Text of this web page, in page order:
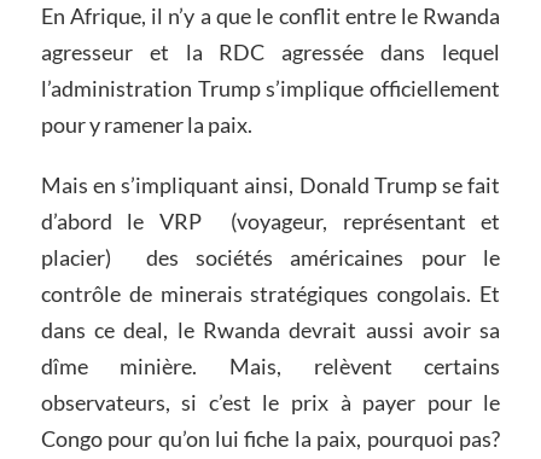
En Afrique, il n’y a que le conflit entre le Rwanda
agresseur et la RDC agressée dans lequel
l’administration Trump s’implique officiellement
pour y ramener la paix.
Mais en s’impliquant ainsi, Donald Trump se fait
d’abord le VRP (voyageur, représentant et
placier) des sociétés américaines pour le
contrôle de minerais stratégiques congolais. Et
dans ce deal, le Rwanda devrait aussi avoir sa
dîme minière. Mais, relèvent certains
observateurs, si c’est le prix à payer pour le
Congo pour qu’on lui fiche la paix, pourquoi pas?